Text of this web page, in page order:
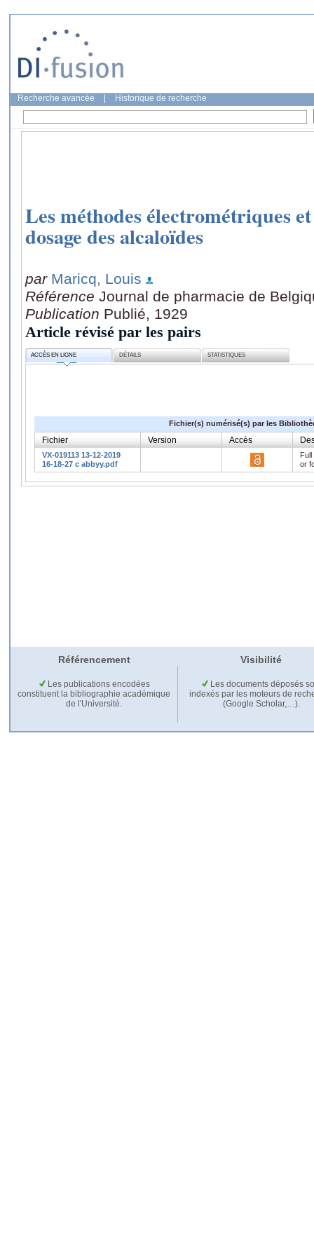
Recherche avancée Historique de recherche
Les méthodes électrométriques
dosage des alcaloïdes
par Maricq, Louis
Référence Journal de pharmacie de
Publication Publié, 1929
Article révisé par les pairs
ACCÈS EN LIGNE DÉTAILS STATISTIQUES
Fichier(s) numérisé(s) par les
Fichier Version Accès
VX-019113 13-12-2019
16-18-27 c abbyy.pdf
or
Référencement Visibilité
Les publications encodées
constituent la bibliographie académique
de l'Université.
Les documents déposés
indexés par les moteurs de
(Google Scholar,…).